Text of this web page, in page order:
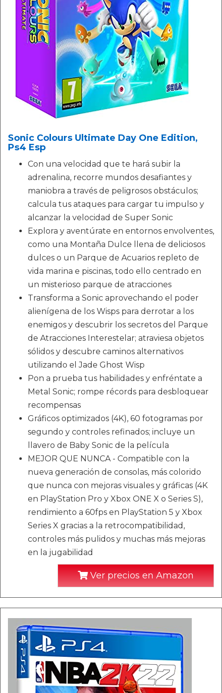
Sonic Colours Ultimate Day One Edition,
Ps4 Esp
Con una velocidad que te hará subir la
adrenalina, recorre mundos desafiantes y
maniobra a través de peligrosos obstáculos;
calcula tus ataques para cargar tu impulso y
alcanzar la velocidad de Super Sonic
Explora y aventúrate en entornos envolventes,
como una Montaña Dulce llena de deliciosos
dulces o un Parque de Acuarios repleto de
vida marina e piscinas, todo ello centrado en
un misterioso parque de atracciones
Transforma a Sonic aprovechando el poder
alienígena de los Wisps para derrotar a los
enemigos y descubrir los secretos del Parque
de Atracciones Interestelar; atraviesa objetos
sólidos y descubre caminos alternativos
utilizando el Jade Ghost Wisp
Pon a prueba tus habilidades y enfréntate a
Metal Sonic; rompe récords para desbloquear
recompensas
Gráficos optimizados (4K), 60 fotogramas por
segundo y controles refinados; incluye un
llavero de Baby Sonic de la película
MEJOR QUE NUNCA - Compatible con la
nueva generación de consolas, más colorido
que nunca con mejoras visuales y gráficas (4K
en PlayStation Pro y Xbox ONE X o Series S),
rendimiento a 60fps en PlayStation 5 y Xbox
Series X gracias a la retrocompatibilidad,
controles más pulidos y muchas más mejoras
en la jugabilidad
Ver precios en Amazon